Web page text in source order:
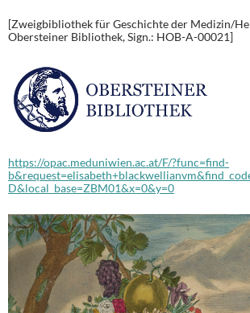
[Zweigbibliothek für Geschichte der Medizin/
Obersteiner Bibliothek, Sign.: HOB-A-00021]
https://opac.meduniwien.ac.at/F/?func=find-
D&local_base=ZBM01&x=0&y=0